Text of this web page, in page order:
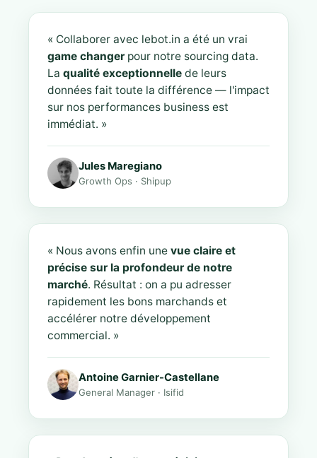
« Collaborer avec lebot.in a été un vrai
game changer pour notre sourcing data.
La qualité exceptionnelle de leurs
données fait toute la différence — l'impact
sur nos performances business est
immédiat. »
Jules Maregiano
Growth Ops · Shipup
« Nous avons enfin une vue claire et
précise sur la profondeur de notre
marché. Résultat : on a pu adresser
rapidement les bons marchands et
accélérer notre développement
commercial. »
Antoine Garnier-Castellane
General Manager · Isifid